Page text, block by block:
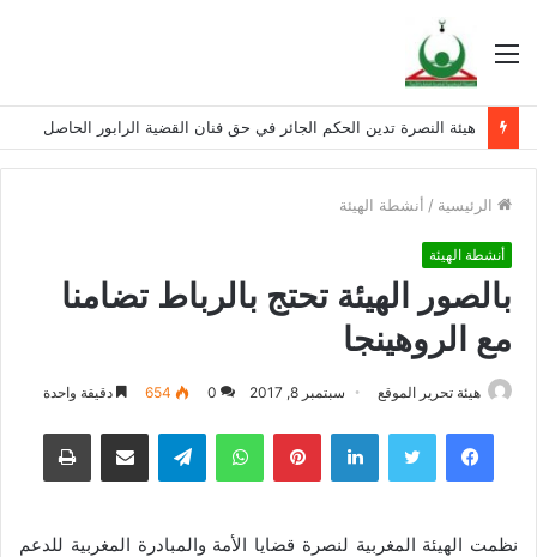
القائمة
هيئة النصرة تدين الحكم الجائر في حق فنان القضية الرابور الحاصل
الرئيسية / أنشطة الهيئة
أنشطة الهيئة
بالصور الهيئة تحتج بالرباط تضامنا
مع الروهينجا
هيئة تحرير الموقع سبتمبر 8, 2017 0
654 دقيقة واحدة
فيسبوك تويتر لينكدإن بينتيريستواتساب تيلقرام مشاركة عبر البريد طباعة
نظمت الهيئة المغربية لنصرة قضايا الأمة والمبادرة المغربية للدعم